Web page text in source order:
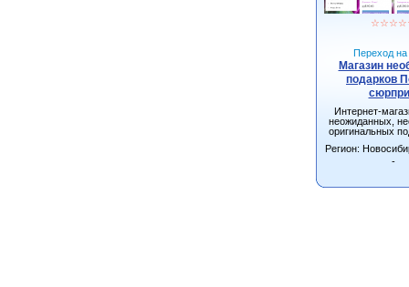
☆☆☆☆
Переход на
Магазин
подарков
Интернет-
неожиданных,
оригинальных
Новосибирске с
всей
Регион:
-